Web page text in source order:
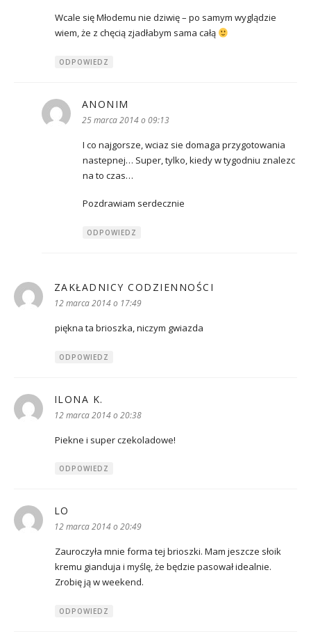
Wcale się Młodemu nie dziwię – po samym wyglądzie
wiem, że z chęcią zjadłabym sama całą
ODPOWIEDZ
ANONIM
25 marca 2014 o 09:13
I co najgorsze, wciaz sie domaga przygotowania
nastepnej… Super, tylko, kiedy w tygodniu znalezc
na to czas…
Pozdrawiam serdecznie
ODPOWIEDZ
ZAKŁADNICY CODZIENNOŚCI
12 marca 2014 o 17:49
piękna ta brioszka, niczym gwiazda
ODPOWIEDZ
ILONA K.
12 marca 2014 o 20:38
Piekne i super czekoladowe!
ODPOWIEDZ
LO
12 marca 2014 o 20:49
Zauroczyła mnie forma tej brioszki. Mam jeszcze słoik
kremu gianduja i myślę, że będzie pasował idealnie.
Zrobię ją w weekend.
ODPOWIEDZ